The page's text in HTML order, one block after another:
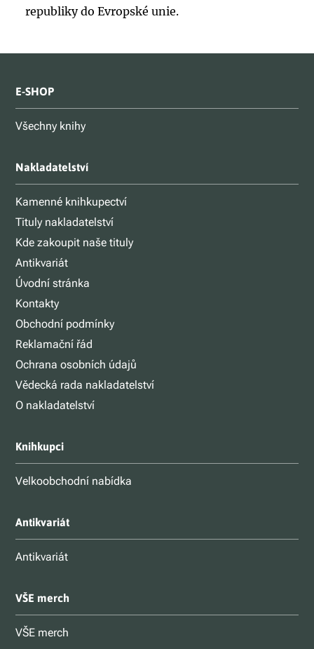
republiky do Evropské unie.
E-SHOP
Všechny knihy
Nakladatelství
Kamenné knihkupectví
Tituly nakladatelství
Kde zakoupit naše tituly
Antikvariát
Úvodní stránka
Kontakty
Obchodní podmínky
Reklamační řád
Ochrana osobních údajů
Vědecká rada nakladatelství
O nakladatelství
Knihkupci
Velkoobchodní nabídka
Antikvariát
Antikvariát
VŠE merch
VŠE merch